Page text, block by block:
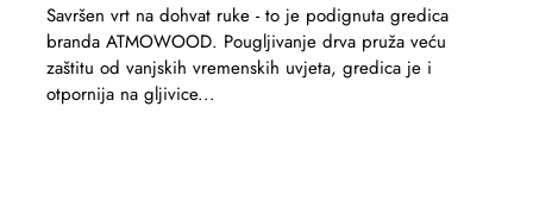
Savršen vrt na dohvat ruke - to je podignuta gredica
branda ATMOWOOD. Pougljivanje drva pruža veću
zaštitu od vanjskih vremenskih uvjeta, gredica je i
otpornija na gljivice...